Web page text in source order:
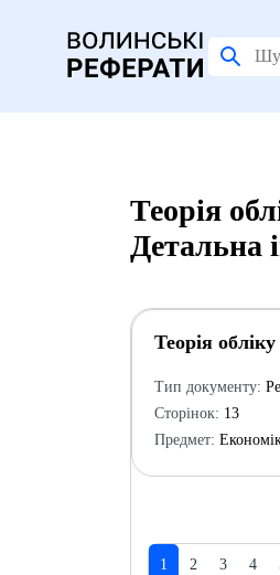
Теорія
Детальна
Теорія обліку
Тип документу:
Сторінок: 13
Предмет:
1 2 3 4